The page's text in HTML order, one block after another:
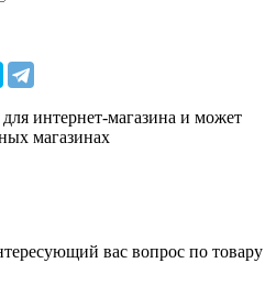
интернет-магазина и может
магазинах
вас вопрос по товару